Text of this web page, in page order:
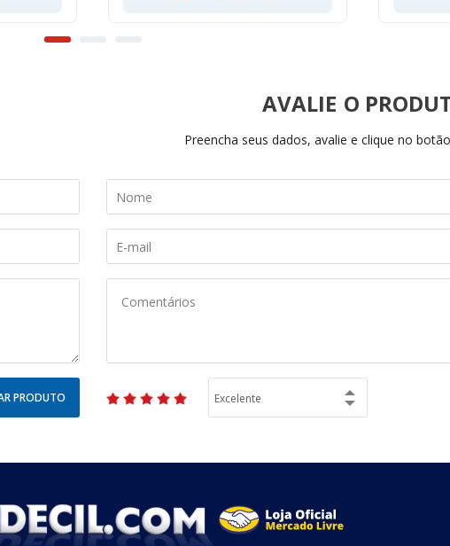
PRODUTO
AVALIE
Preencha seus dados, avalie e clique no